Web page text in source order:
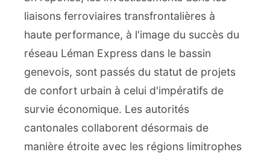
liaisons ferroviaires transfrontalières à
haute performance, à l'image du succès du
réseau Léman Express dans le bassin
genevois, sont passés du statut de projets
de confort urbain à celui d'impératifs de
survie économique. Les autorités
cantonales collaborent désormais de
manière étroite avec les régions limitrophes